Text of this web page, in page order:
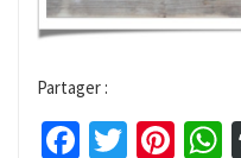
Partager :
Facebook
Twitter